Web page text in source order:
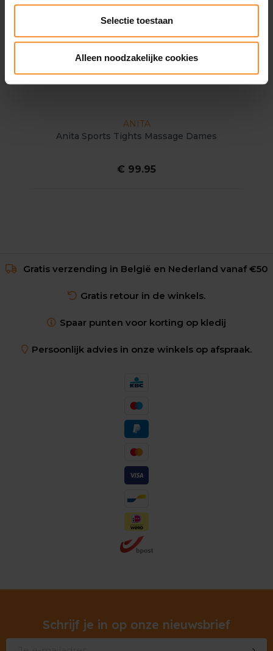
Selectie toestaan
Alleen noodzakelijke cookies
ANITA
Anita Sports Tights Massage Dames
€ 99.95
Gratis verzending in België en Nederland vanaf €50
Gratis retour in de winkels.
Spaar punten voor korting op kledij
Persoonlijk advies in onze winkels op afspraak.
Schrijf je in op onze nieuwsbrief